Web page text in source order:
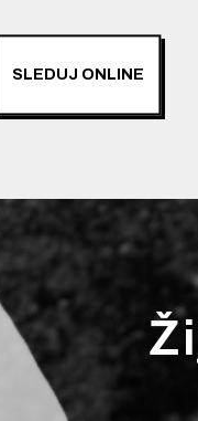
SLEDUJ ONLINE